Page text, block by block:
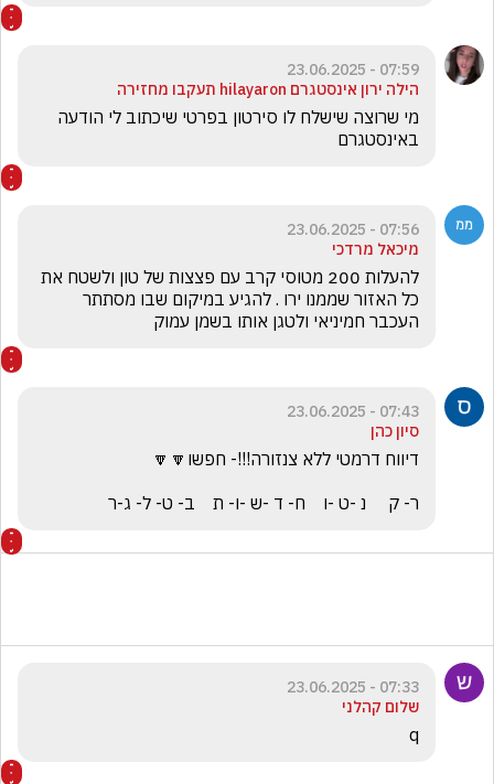
07:59 - 23.06.2025
הילה ירון אינסטגרם hilayaron תעקבו מחזירה
באינסטגרם
07:56 - 23.06.2025
מיכאל מרדכי
העכבר חמיניאי ולטגן אותו בשמן עמוק
07:43 - 23.06.2025
סיון כהן
ר- ק     נ -ט -ו    ח- ד -ש -ו- ת    ב- ט- ל- ג-ר
07:33 - 23.06.2025
שלום קהלני
q